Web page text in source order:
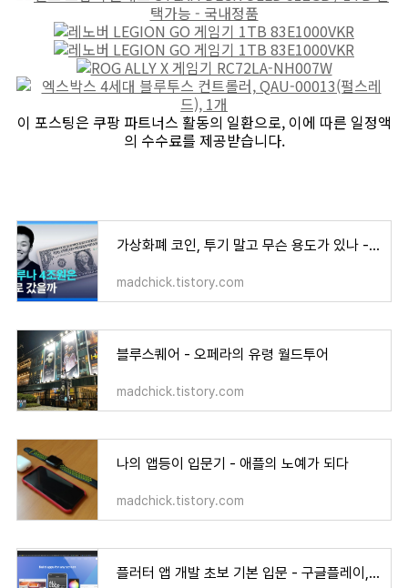
이 포스팅은 쿠팡 파트너스 활동의 일환으로, 이에 따른 일정액
의 수수료를 제공받습니다.
가상화폐 코인, 투기 말고 무슨 용도가 있나 - 불법은 아닌 도박장
madchick.tistory.com
블루스퀘어 - 오페라의 유령 월드투어
madchick.tistory.com
나의 앱등이 입문기 - 애플의 노예가 되다
madchick.tistory.com
플러터 앱 개발 초보 기본 입문 - 구글플레이, 앱스토어 배포, 애드몹 - dear abby, kdrama